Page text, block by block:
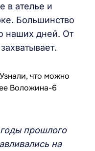
в ателье и
Большинство
наших дней. От
прошлого
на